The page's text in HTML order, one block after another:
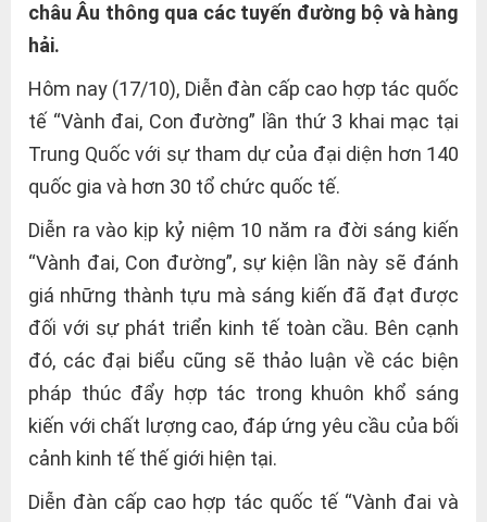
châu Âu thông qua các tuyến đường bộ và hàng
hải.
Hôm nay (17/10), Diễn đàn cấp cao hợp tác quốc
tế “Vành đai, Con đường” lần thứ 3 khai mạc tại
Trung Quốc với sự tham dự của đại diện hơn 140
quốc gia và hơn 30 tổ chức quốc tế.
Diễn ra vào kịp kỷ niệm 10 năm ra đời sáng kiến
“Vành đai, Con đường”, sự kiện lần này sẽ đánh
giá những thành tựu mà sáng kiến đã đạt được
đối với sự phát triển kinh tế toàn cầu. Bên cạnh
đó, các đại biểu cũng sẽ thảo luận về các biện
pháp thúc đẩy hợp tác trong khuôn khổ sáng
kiến với chất lượng cao, đáp ứng yêu cầu của bối
cảnh kinh tế thế giới hiện tại.
Diễn đàn cấp cao hợp tác quốc tế “Vành đai và